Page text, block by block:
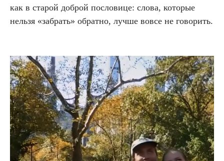
как в старой доброй пословице: слова, которые
нельзя «забрать» обратно, лучше вовсе не говорить.